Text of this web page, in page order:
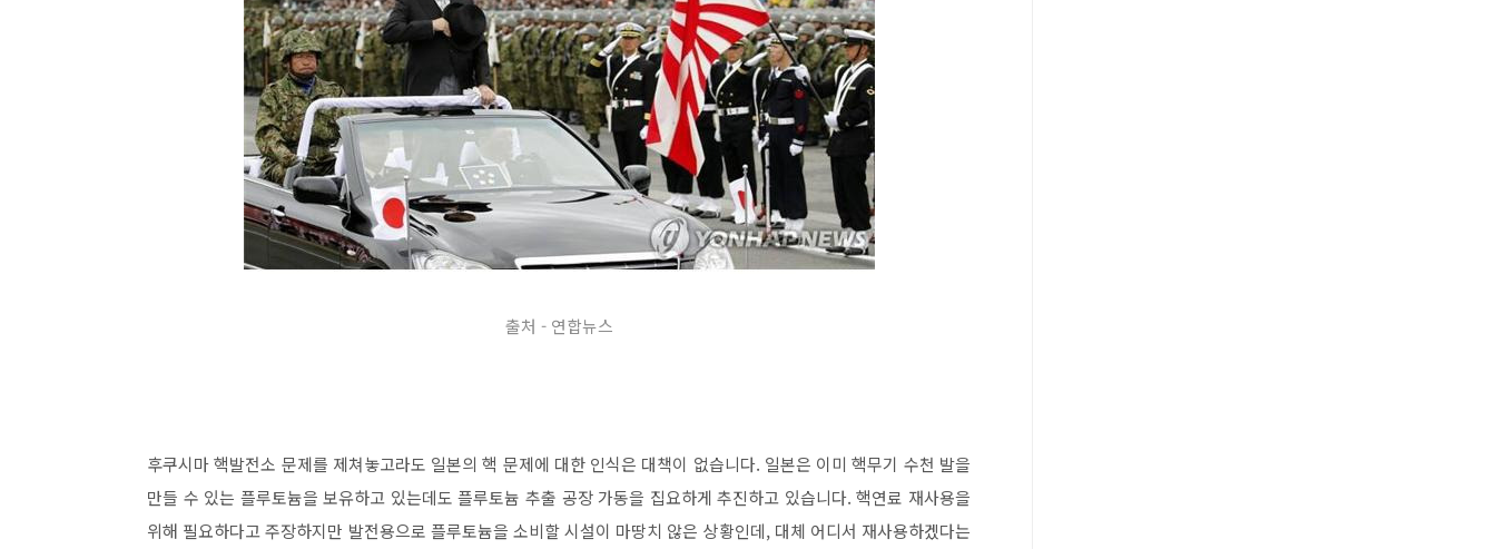
출처 - 연합뉴스
후쿠시마 핵발전소 문제를 제쳐놓고라도 일본의 핵 문제에 대한 인식은 대책이 없습니다. 일본은 이미 핵무기 수천 발을
만들 수 있는 플루토늄을 보유하고 있는데도 플루토늄 추출 공장 가동을 집요하게 추진하고 있습니다. 핵연료 재사용을
위해 필요하다고 주장하지만 발전용으로 플루토늄을 소비할 시설이 마땅치 않은 상황인데, 대체 어디서 재사용하겠다는